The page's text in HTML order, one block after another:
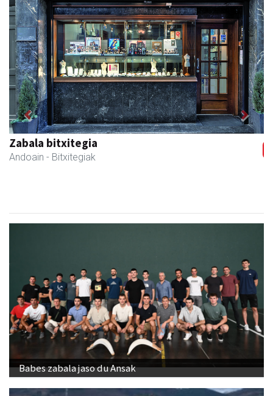
Zabala bitxitegia
Andoain - Bitxitegiak
Previous Next
Babes zabala jaso du Ansak